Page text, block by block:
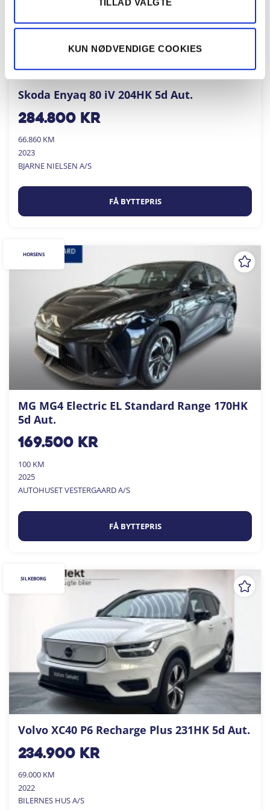
KUN NØDVENDIGE COOKIES
Skoda Enyaq 80 iV 204HK 5d Aut.
284.800kr
66.860 KM
2023
BJARNE NIELSEN A/S
FÅ BYTTEPRIS
MG MG4 Electric EL Standard Range 170HK
5d Aut.
169.500kr
100 KM
2025
AUTOHUSET VESTERGAARD A/S
FÅ BYTTEPRIS
HORSENS
Volvo XC40 P6 Recharge Plus 231HK 5d Aut.
234.900kr
69.000 KM
2022
BILERNES HUS A/S
SILKEBORG